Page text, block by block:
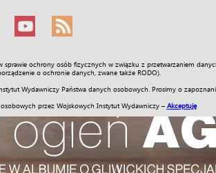
ochrony osób fizycznych w związku z przetwarzaniem
o ochronie danych, zwane także RODO).
Wydawniczy Państwa danych osobowych. Prosimy o
przez Wojskowych Instytut Wydawniczy – Akceptuję
Galerie Wideo ENGLISH SKLEP